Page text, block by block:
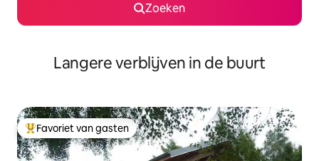
Zoeken
Langere verblijven in de buurt
Topfavoriet van gasten
Favoriet van gasten